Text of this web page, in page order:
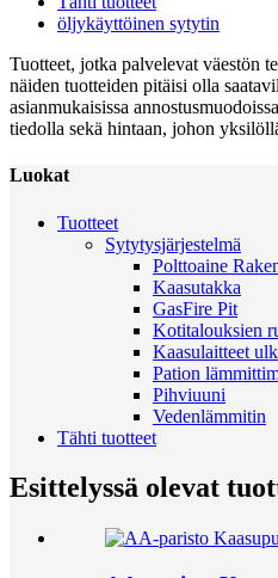
öljykäyttöinen sytytin
Tuotteet, jotka palvelevat väestön
näiden tuotteiden pitäisi olla
asianmukaisissa
tiedolla sekä hintaan, johon
Luokat
Tuotteet
Sytytysjärjestelmä
Polttoaine
Kaasutakka
GasFire Pit
Kotitalouksien
Kaasulaitteet
Pation
Pihviuuni
Vedenlämmitin
Tähti tuotteet
Esittelyssä olevat